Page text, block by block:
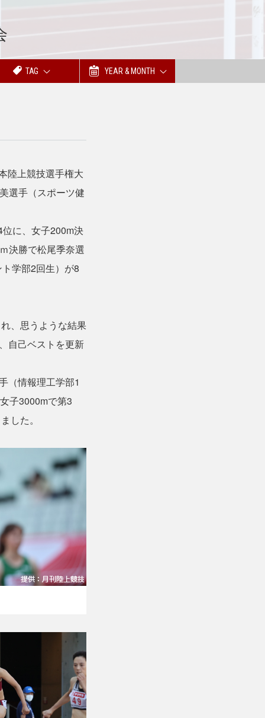
TAG YEAR & MONTH
陸上競技選手権大
選手（スポーツ健
に、女子200m決
決勝で松尾季奈選
学部2回生）が8
、思うような結果
自己ベストを更新
（情報理工学部1
子3000mで第3
した。